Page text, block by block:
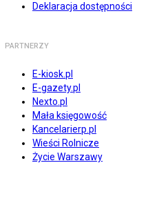
Deklaracja dostępności
PARTNERZY
E-kiosk.pl
E-gazety.pl
Nexto.pl
Mała księgowość
Kancelarierp.pl
Wieści Rolnicze
Życie Warszawy